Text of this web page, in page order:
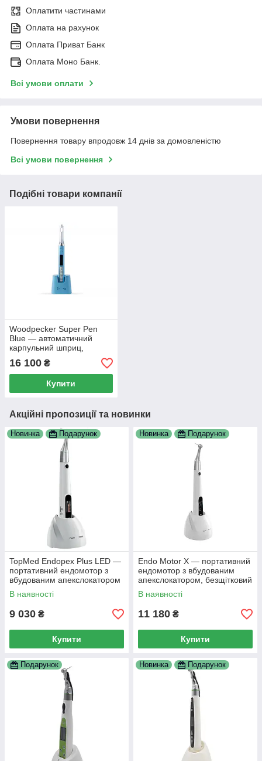
Оплатити частинами
Оплата на рахунок
Оплата Приват Банк
Оплата Моно Банк.
Всі умови оплати
Умови повернення
Повернення товару впродовж 14 днів за домовленістю
Всі умови повернення
Подібні товари компанії
Woodpecker Super Pen
Blue — автоматичний
карпульний шприц,
бездротове живлення,
USB-C
16 100 ₴
Купити
Акційні пропозиції та новинки
Новинка Подарунок
TopMed Endopex Plus LED —
портативний ендомотор з
вбудованим апекслокатором
В наявності
9 030 ₴
Купити
Новинка Подарунок
Endo Motor X — портативний
ендомотор з вбудованим
апекслокатором, безщітковий
двигун, 16:1
В наявності
11 180 ₴
Купити
Подарунок Новинка Подарунок